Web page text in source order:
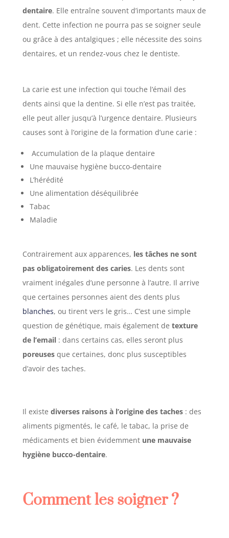
dentaire. Elle entraîne souvent d’importants maux de
dent. Cette infection ne pourra pas se soigner seule
ou grâce à des antalgiques ; elle nécessite des soins
dentaires, et un rendez-vous chez le dentiste.
La carie est une infection qui touche l’émail des
dents ainsi que la dentine. Si elle n’est pas traitée,
elle peut aller jusqu’à l’urgence dentaire. Plusieurs
causes sont à l’origine de la formation d’une carie :
Accumulation de la plaque dentaire
Une mauvaise hygiène bucco-dentaire
L’hérédité
Une alimentation déséquilibrée
Tabac
Maladie
Contrairement aux apparences, les tâches ne sont
pas obligatoirement des caries. Les dents sont
vraiment inégales d’une personne à l’autre. Il arrive
que certaines personnes aient des dents plus
blanches, ou tirent vers le gris… C’est une simple
question de génétique, mais également de texture
de l’email: dans certains cas, elles seront plus
poreusesque certaines, donc plus susceptibles
d’avoir des taches.
Il existe diverses raisons à l’origine des taches: des
aliments pigmentés, le café, le tabac, la prise de
médicaments et bien évidemment une mauvaise
hygiène bucco-dentaire.
Comment les soigner ?